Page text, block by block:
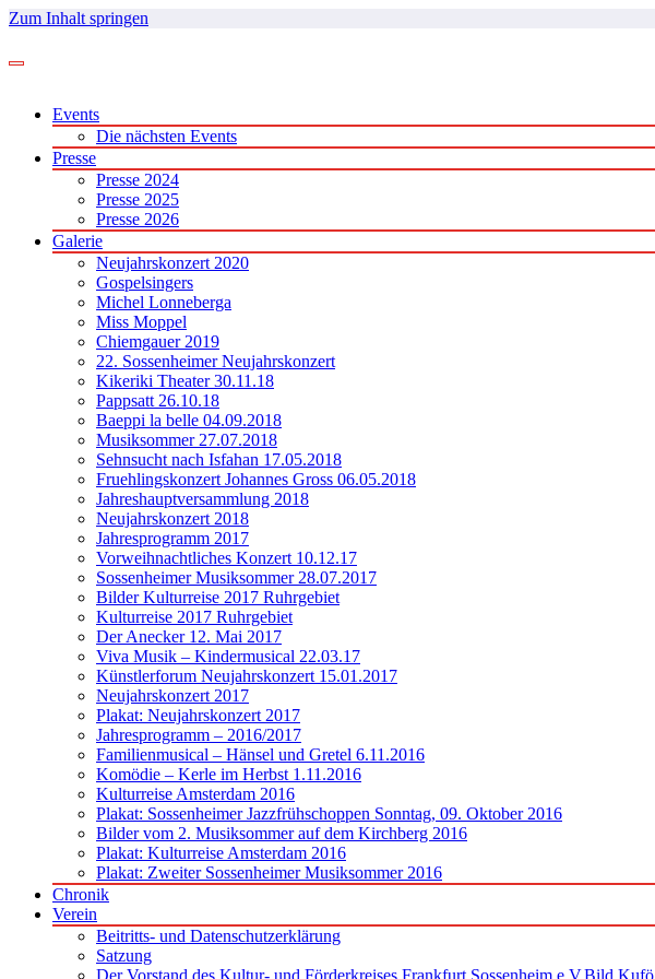
Zum Inhalt springen
Events
Die nächsten Events
Presse
Presse 2024
Presse 2025
Presse 2026
Galerie
Neujahrskonzert 2020
Gospelsingers
Michel Lonneberga
Miss Moppel
Chiemgauer 2019
22. Sossenheimer Neujahrskonzert
Kikeriki Theater 30.11.18
Pappsatt 26.10.18
Baeppi la belle 04.09.2018
Musiksommer 27.07.2018
Sehnsucht nach Isfahan 17.05.2018
Fruehlingskonzert Johannes Gross 06.05.2018
Jahreshauptversammlung 2018
Neujahrskonzert 2018
Jahresprogramm 2017
Vorweihnachtliches Konzert 10.12.17
Sossenheimer Musiksommer 28.07.2017
Bilder Kulturreise 2017 Ruhrgebiet
Kulturreise 2017 Ruhrgebiet
Der Anecker 12. Mai 2017
Viva Musik – Kindermusical 22.03.17
Künstlerforum Neujahrskonzert 15.01.2017
Neujahrskonzert 2017
Plakat: Neujahrskonzert 2017
Jahresprogramm – 2016/2017
Familienmusical – Hänsel und Gretel 6.11.2016
Komödie – Kerle im Herbst 1.11.2016
Kulturreise Amsterdam 2016
Plakat: Sossenheimer Jazzfrühschoppen Sonntag, 09. Oktober 2016
Bilder vom 2. Musiksommer auf dem Kirchberg 2016
Plakat: Kulturreise Amsterdam 2016
Plakat: Zweiter Sossenheimer Musiksommer 2016
Chronik
Verein
Beitritts- und Datenschutzerklärung
Satzung
Der Vorstand des Kultur- und Förderkreises Frankfurt Sossenheim e.V.Bild Kufö